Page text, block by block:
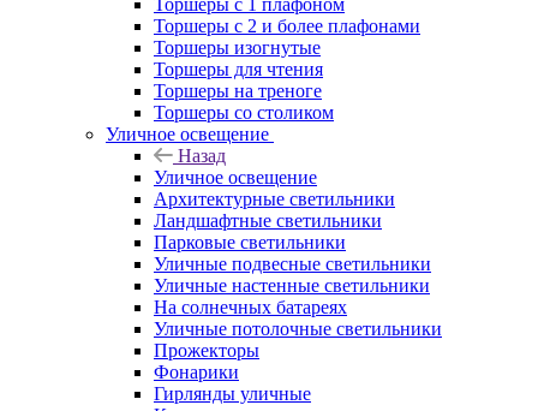
Торшеры с 1 плафоном
Торшеры с 2 и более плафонами
Торшеры изогнутые
Торшеры для чтения
Торшеры на треноге
Торшеры со столиком
Уличное освещение
Назад
Уличное освещение
Архитектурные светильники
Ландшафтные светильники
Парковые светильники
Уличные подвесные светильники
Уличные настенные светильники
На солнечных батареях
Уличные потолочные светильники
Прожекторы
Фонарики
Гирлянды уличные